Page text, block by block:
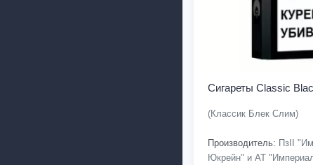
Сигареты Classic
(Классик Блек Слим)
Производитель: ПзІІ
Юкрейн" и АТ